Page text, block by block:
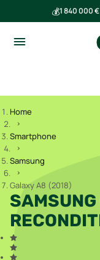
💰1 840 000
Home
Smartphone
Samsung
Galaxy A8 (2018)